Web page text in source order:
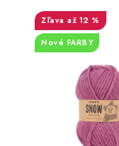
až 12 %
Nové FARBY